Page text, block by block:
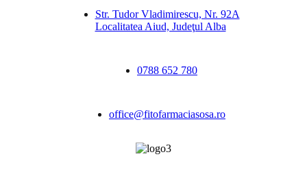
Str. Tudor Vladimirescu, Nr. 92A
Localitatea Aiud, Judeţul Alba
0788 652 780
office@fitofarmaciasosa.ro